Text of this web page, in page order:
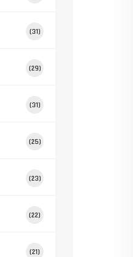
(31)
(29)
(31)
(25)
(23)
(22)
(21)